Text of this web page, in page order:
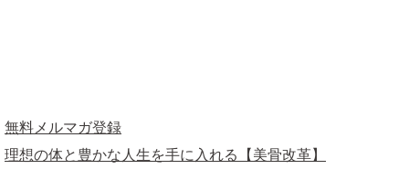
無料メルマガ登録
理想の体と豊かな人生を手に入れる【美骨改革】